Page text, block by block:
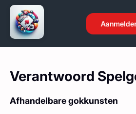
Verantwoord
Afhandelbare gokkunsten